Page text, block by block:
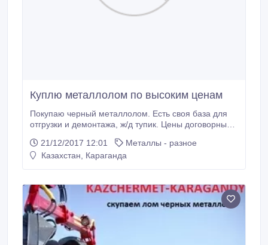
Куплю металлолом по высоким ценам
Покупаю черный металлолом. Есть своя база для
отгрузки и демонтажа, ж/д тупик. Цены договорные,
как разово, так и на постоянной основе, регулярно с
заключением контракта на поставку (готов
21/12/2017 12:01
Металлы - разное
Казахстан, Караганда